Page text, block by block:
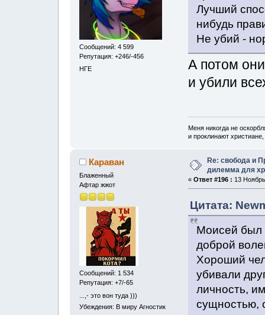
Сообщений: 4 599
Репутация: +246/-456
НГЕ
Лучший
нибудь
Не убий -
А потом
и убили
Меня никогда не
и проклинают
Караван
Блаженный
Афтар жжот
Сообщений: 1 534
Репутация: +7/-65
...,- это вон туда )))
Убеждения: В миру Агностик
Re: свобода и
дилемма для
« Ответ #196 : 13
Цитата:
Моисей был
доброй
Хороший
убивали
личность,
сущностью,